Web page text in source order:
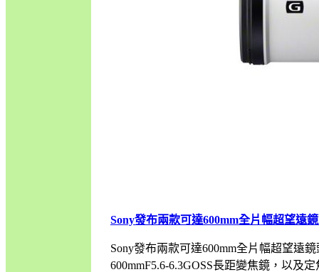
Sony發布兩款可達600mm全片幅超望遠
Sony發布兩款可達600mm全片幅超望遠
600mmF5.6-6.3GOSS長距變焦鏡，以及定